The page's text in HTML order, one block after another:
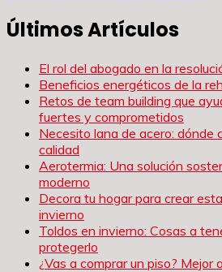
entradas
Últimos Artículos
El rol del abogado en la
Beneficios energéticos de la
Retos de team building que
fuertes y comprometidos
Necesito lana de acero: dónde
calidad
Aerotermia: Una solución
moderno
Decora tu hogar para crear
invierno
Toldos en invierno: Cosas a
protegerlo
¿Vas a comprar un piso? Mejor